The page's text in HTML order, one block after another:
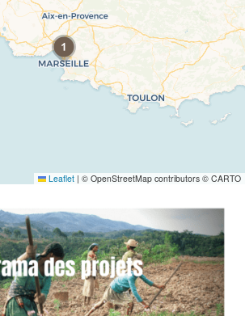
Leaflet | © OpenStreetMap contributors © CARTO